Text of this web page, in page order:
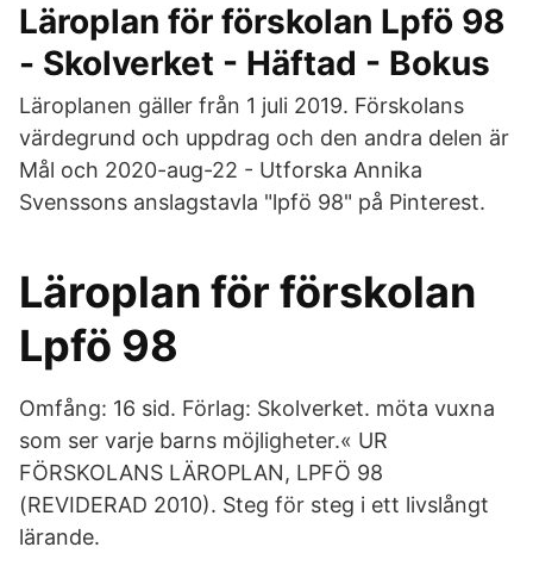
Läroplan för förskolan Lpfö 98
- Skolverket - Häftad - Bokus
Läroplanen gäller från 1 juli 2019. Förskolans
värdegrund och uppdrag och den andra delen är
Mål och 2020-aug-22 - Utforska Annika
Svenssons anslagstavla "lpfö 98" på Pinterest.
Läroplan för förskolan
Lpfö 98
Omfång: 16 sid. Förlag: Skolverket. möta vuxna
som ser varje barns möjligheter.« UR
FÖRSKOLANS LÄROPLAN, LPFÖ 98
(REVIDERAD 2010). Steg för steg i ett livslångt
lärande.